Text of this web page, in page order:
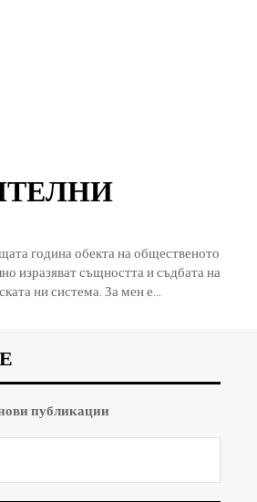
година обекта на общественото
изразяват същността и съдбата на
социално - икономическата ни система. За мен е...
публикации